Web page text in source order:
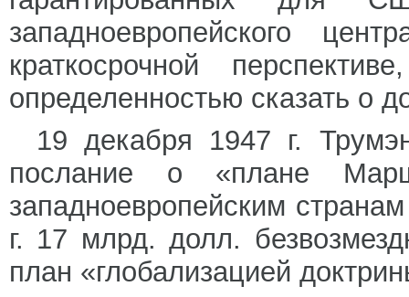
западноевропейского
краткосрочной
определенностью сказать о
19 декабря 1947 г.
послание о «плане
западноевропейским
г. 17 млрд. долл.
план «глобализацией